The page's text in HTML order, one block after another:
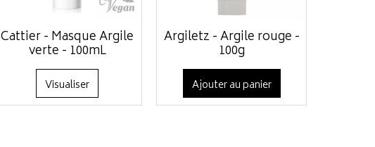
Cattier - Masque Argile
verte - 100mL
Visualiser
Argiletz - Argile rouge -
100g
Ajouter au panier